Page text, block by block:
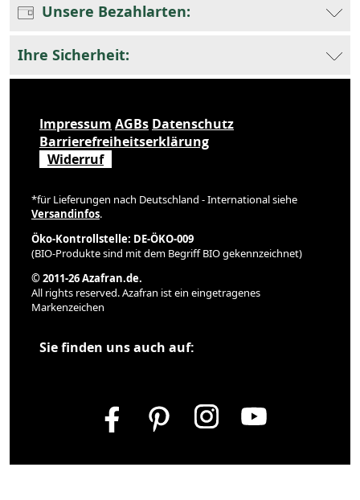
Unsere Bezahlarten:
Ihre Sicherheit:
Impressum AGBs Datenschutz
Barrierefreiheitserklärung
Widerruf
*für Lieferungen nach Deutschland - International siehe
Versandinfos.
Öko-Kontrollstelle: DE-ÖKO-009
(BIO-Produkte sind mit dem Begriff BIO gekennzeichnet)
© 2011-26 Azafran.de.
All rights reserved. Azafran ist ein eingetragenes
Markenzeichen
Sie finden uns auch auf: